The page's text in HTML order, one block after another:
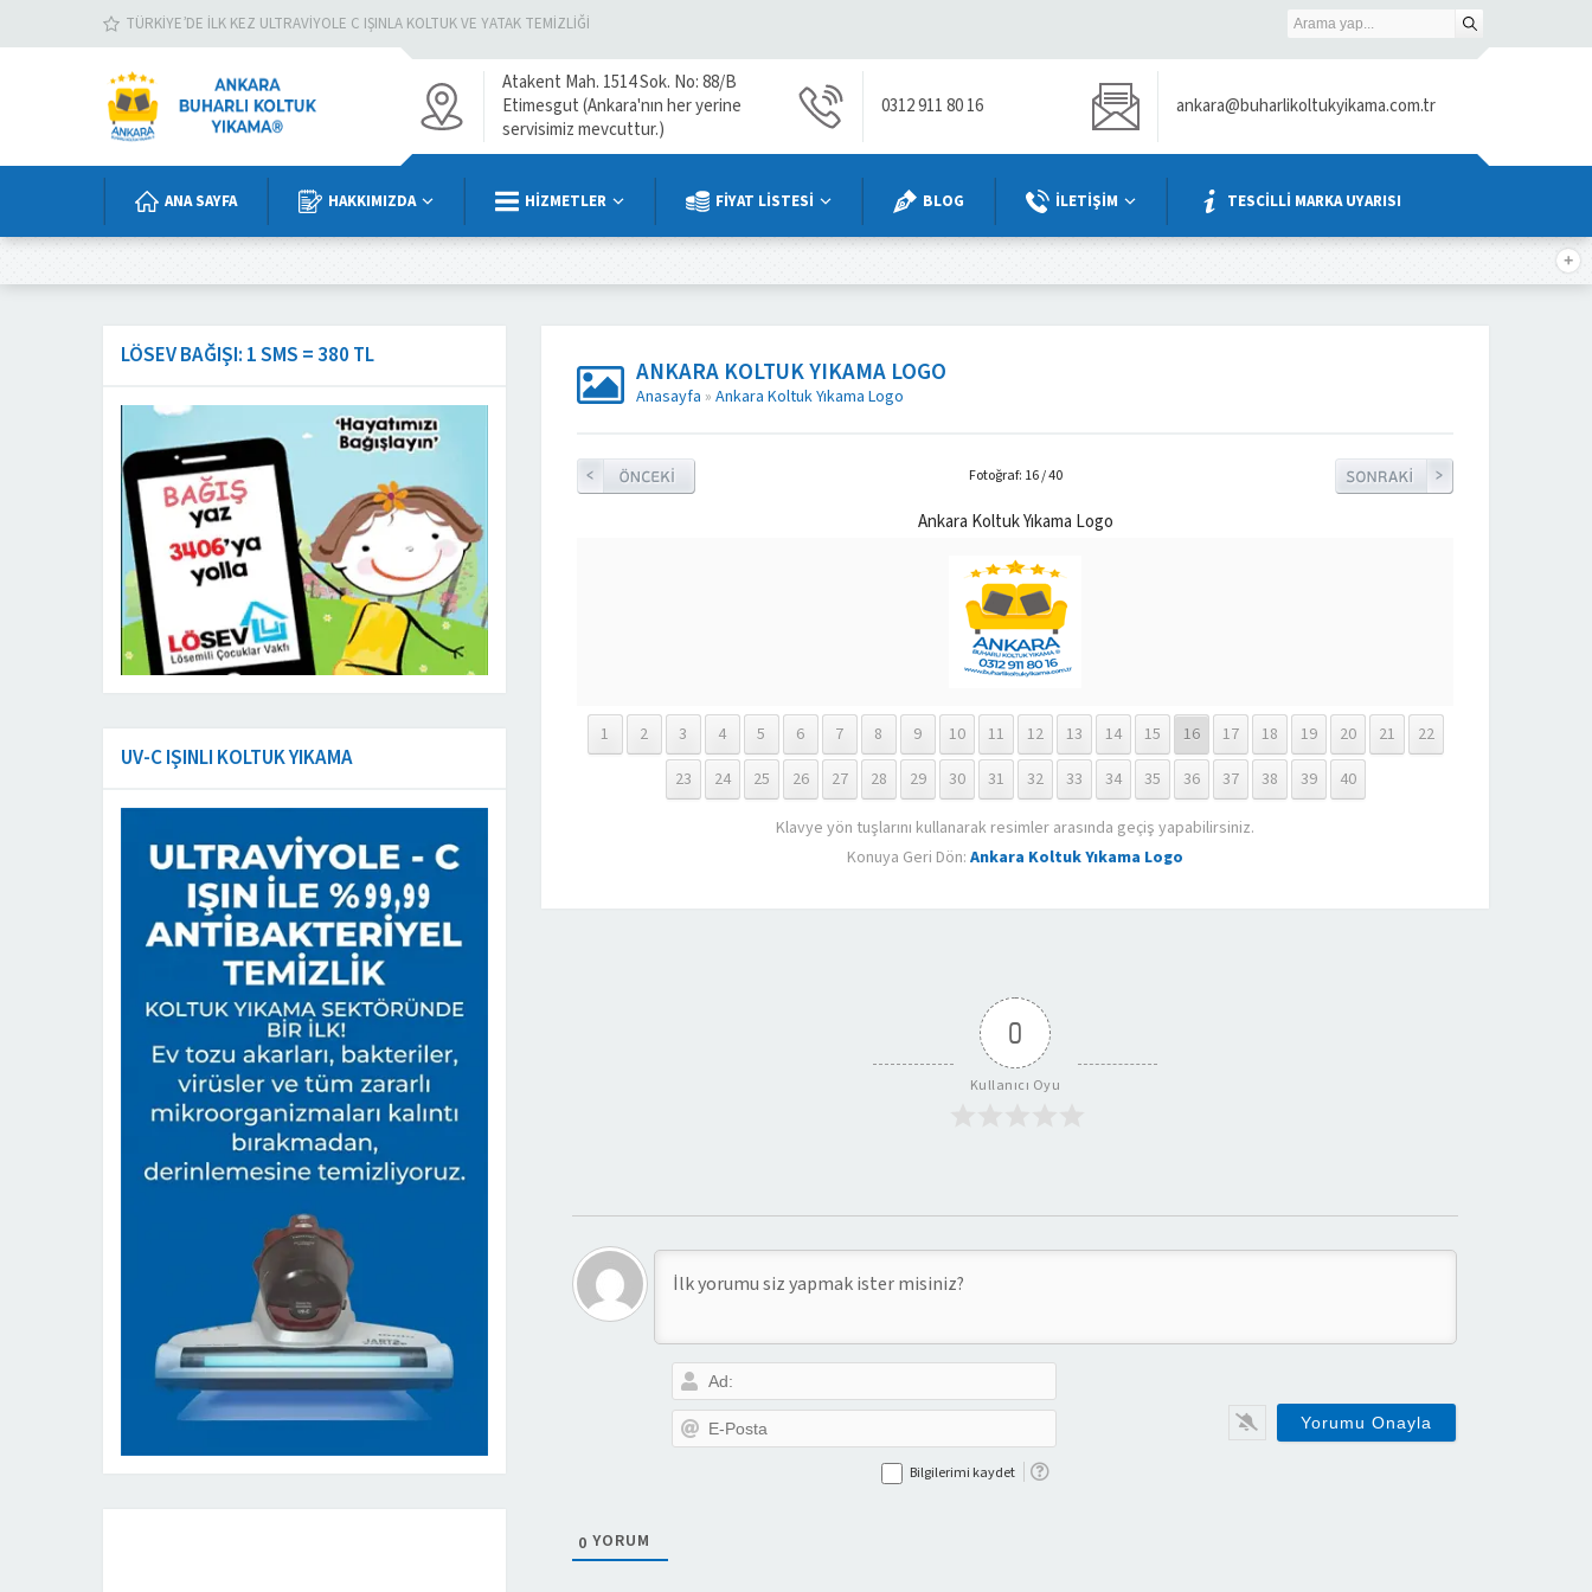
TÜRKIYE’DE İLK KEZ ULTRAVIYOLE C IŞINLA KOLTUK VE YATAK TEMIZLIĞI
Atakent Mah. 1514 Sok. No: 88/B
Etimesgut (Ankara'nın her yerine
servisimiz mevcuttur.)
0312 911 80 16 ankara@buharlikoltukyikama.com.tr
ANA SAYFA HAKKIMIZDA HİZMETLER FİYAT LİSTESİ BLOG İLETİŞİM TESCİLLİ MARKA UYARISI
ANKARA KOLTUK YIKAMA LOGO
Anasayfa » Ankara Koltuk Yıkama Logo
Fotoğraf: 16 / 40
Ankara Koltuk Yıkama Logo
1 2 3 4 5 6 7 8 9 10 11 12 13 14 15 16 17 18 19 20 21
22
23
24 25 26 27 28 29 30 31 32 33 34 35 36 37 38 39 40
Klavye yön tuşlarını kullanarak resimler arasında geçiş yapabilirsiniz.
Konuya Geri Dön: Ankara Koltuk Yıkama Logo
0
Kullanıcı Oyu
Bilgilerimi kaydet
0 YORUM
LÖSEV BAĞIŞI: 1 SMS = 380 TL
UV-C IŞINLI KOLTUK YIKAMA